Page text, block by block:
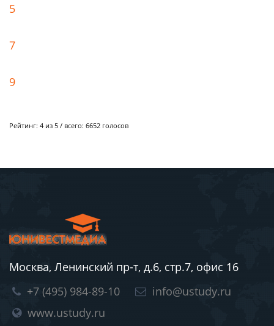
5
7
9
Рейтинг: 4 из 5 / всего: 6652 голосов
Москва, Ленинский пр-т, д.6, стр.7, офис 16
+7 (495) 984-89-10
info@ustudy.ru
www.ustudy.ru